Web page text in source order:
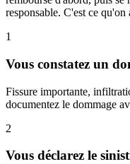
responsable. C'est ce
1
Vous constatez un
Fissure importante,
documentez le dommage
2
Vous déclarez le